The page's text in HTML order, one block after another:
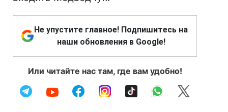
Не упустите главное! Подпишитесь на
наши обновления в Google!
Или читайте нас там, где вам удобно!